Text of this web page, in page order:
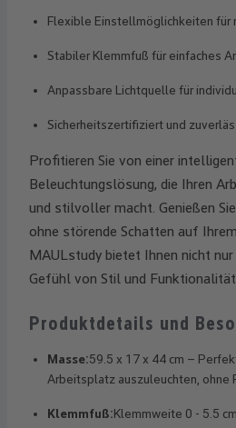
Flexible Einstellmöglichkeiten für
Stabiler Klemmfuß für einfaches
Anpassbare Lichtquelle für
Sicherheitszertifiziert und
Profitieren Sie von einer
Beleuchtungslösung, die Ihren
und stilvoller macht. Genießen
ohne störende Schatten auf
MAULstudy bietet Ihnen nicht
Gefühl von Stil und Funktionalität.
Produktdetails und
Masse:59.5 x 17 x 44 cm –
Arbeitsplatz auszuleuchten, ohne
Klemmfuß:Klemmweite 0 - 5.5